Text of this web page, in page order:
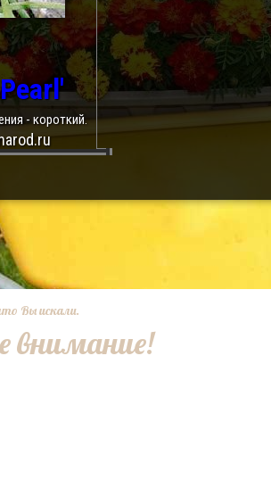
- короткий.
Вы искали.
внимание!